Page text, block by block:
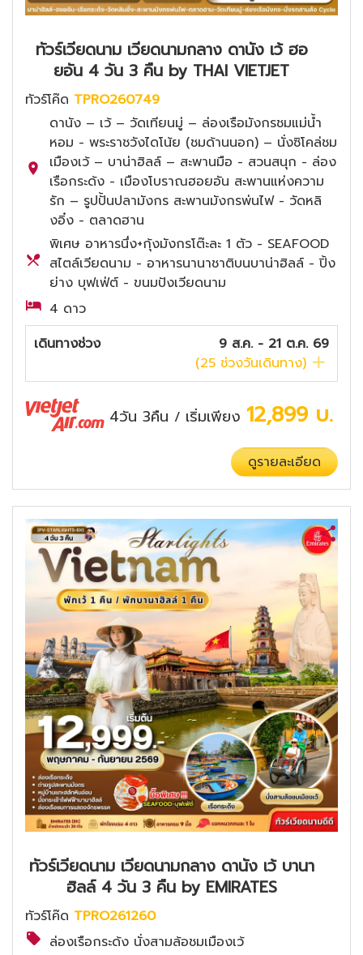
ทัวร์เวียดนาม เวียดนามกลาง ดานัง เว้ ฮอ
ยอัน 4 วัน 3 คืน by THAI VIETJET
ทัวร์โค๊ด TPRO260749
ดานัง – เว้ – วัดเทียนมู่ – ล่องเรือมังกรชมแม่น้ำ
หอม - พระราชวังไดโน้ย (ชมด้านนอก) – นั่งซิโคล่ชม
เมืองเว้ – บาน่าฮิลล์ – สะพานมือ - สวนสนุก - ล่อง
เรือกระด้ง - เมืองโบราณฮอยอัน สะพานแห่งความ
รัก – รูปปั้นปลามังกร สะพานมังกรพ่นไฟ - วัดหลิ
งอิ๋ง - ตลาดฮาน
พิเศษ อาหารนึ่ง+กุ้งมังกรโต๊ะละ 1 ตัว - SEAFOOD
สไตล์เวียดนาม - อาหารนานาชาติบนบาน่าฮิลล์ - ปิ้ง
ย่าง บุฟเฟ่ต์ - ขนมปังเวียดนาม
4 ดาว
เดินทางช่วง
9 ส.ค. - 21 ต.ค. 69
(25 ช่วงวันเดินทาง)
4วัน 3คืน / เริ่มเพียง 12,899 บ.
ดูรายละเอียด
ทัวร์เวียดนาม เวียดนามกลาง ดานัง เว้ บานา
ฮิลล์ 4 วัน 3 คืน by EMIRATES
ทัวร์โค๊ด TPRO261260
ล่องเรือกระด้ง นั่งสามล้อชมเมืองเว้